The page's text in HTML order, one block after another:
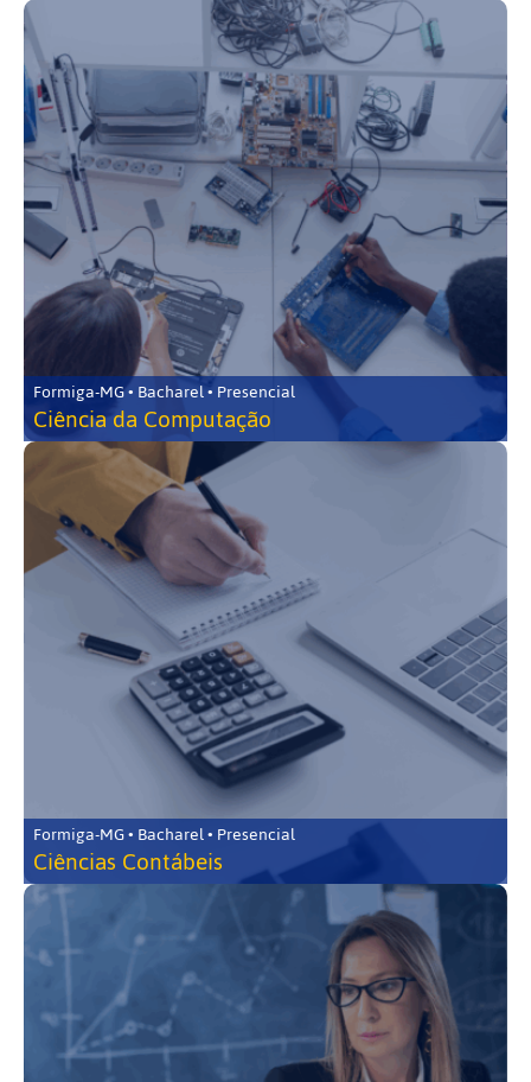
Formiga-MG • Bacharel • Presencial
Ciência da Computação
Formiga-MG • Bacharel • Presencial
Ciências Contábeis